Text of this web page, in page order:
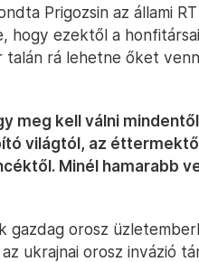
Prigozsin az állami
hogy ezektől a
rá lehetne őket
meg kell válni
világtól, az
Minél hamarabb
gazdag orosz
ukrajnai orosz invázió